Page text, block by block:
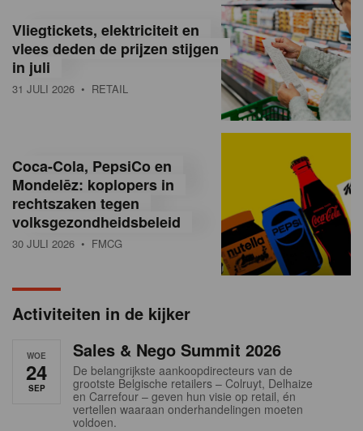
g
ë
e
a
n
Vliegtickets, elektriciteit en
vlees deden de prijzen stijgen
in juli
31 JULI 2026 • RETAIL
Coca-Cola, PepsiCo en
Mondelēz: koplopers in
rechtszaken tegen
volksgezondheidsbeleid
30 JULI 2026 • FMCG
Activiteiten in de kijker
WOE
24
SEP
Sales & Nego Summit 2026
De belangrijkste aankoopdirecteurs van de
grootste Belgische retailers – Colruyt, Delhaize
en Carrefour – geven hun visie op retail, én
vertellen waaraan onderhandelingen moeten
voldoen.